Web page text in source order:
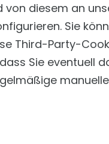
diesem an
Sie
Third-Party-
Sie eventuell